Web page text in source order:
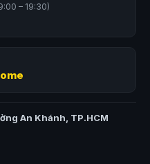
– 19:30)
An Khánh, TP.HCM